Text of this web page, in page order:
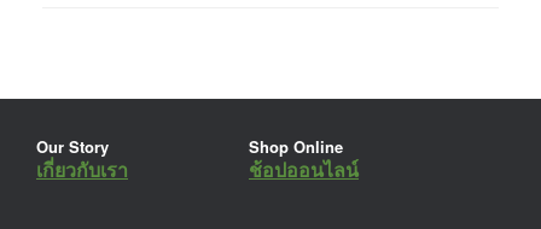
Our Story
เกี่ยวกับเรา
Shop Online
ช้อปออนไลน์